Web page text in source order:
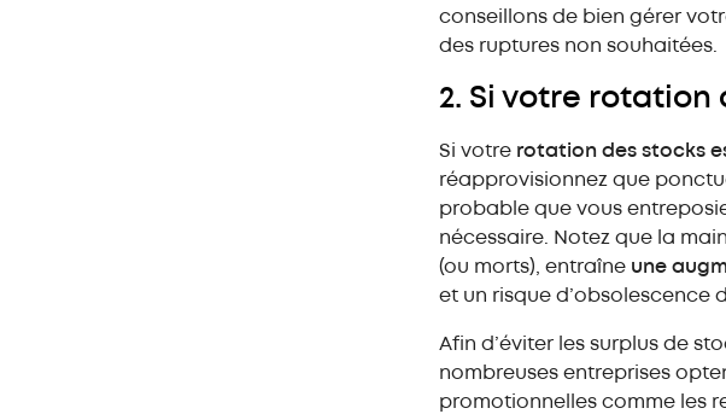
conseillons de bien gérer
des ruptures non souhaitées.
2. Si votre rotation
Si votre rotation des stocks
réapprovisionnez que
probable que vous
nécessaire. Notez que la
(ou morts), entraîne une
et un risque d’obsolescence
Afin d’éviter les surplus de
nombreuses entreprises
promotionnelles comme les